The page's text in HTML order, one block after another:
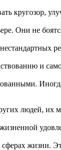
кругозор,
Они не
и
людей, их
жизни.